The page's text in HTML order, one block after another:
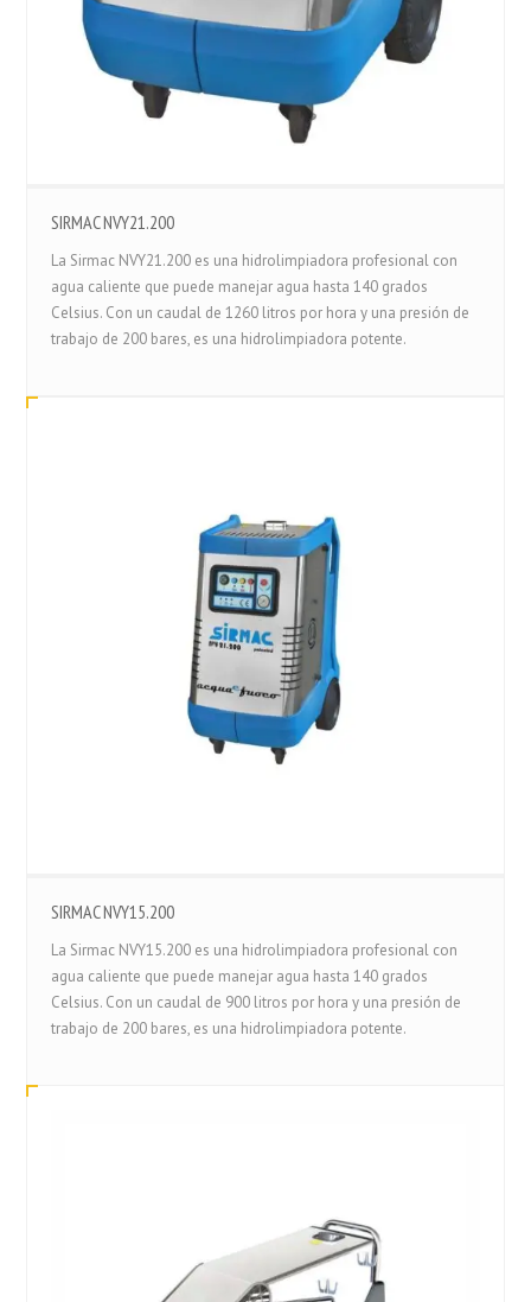
SIRMAC NVY21.200
La Sirmac NVY21.200 es una hidrolimpiadora profesional con
agua caliente que puede manejar agua hasta 140 grados
Celsius. Con un caudal de 1260 litros por hora y una presión de
trabajo de 200 bares, es una hidrolimpiadora potente.
SIRMAC NVY15.200
La Sirmac NVY15.200 es una hidrolimpiadora profesional con
agua caliente que puede manejar agua hasta 140 grados
Celsius. Con un caudal de 900 litros por hora y una presión de
trabajo de 200 bares, es una hidrolimpiadora potente.